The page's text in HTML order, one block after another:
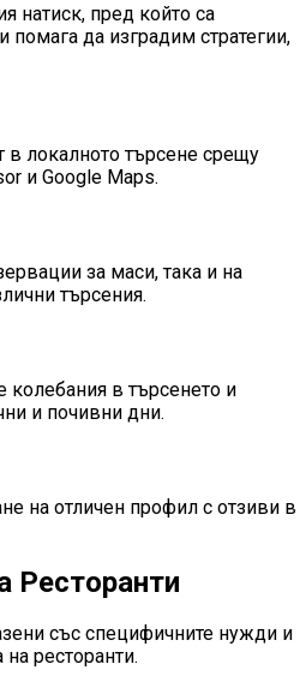
натиск, пред който са
помага да изградим стратегии,
локалното търсене срещу
и Google Maps.
за маси, така и на
търсения.
колебания в търсенето и
и почивни дни.
на отличен профил с отзиви в
Ресторанти
със специфичните нужди и
ресторанти.